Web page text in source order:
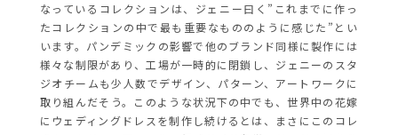
なっているコレクションは、ジェニー曰く”これまでに作っ
たコレクションの中で最も重要なもののように感じた”とい
います。パンデミックの影響で他のブランド同様に製作には
様々な制限があり、工場が一時的に閉鎖し、ジェニーのスタ
ジオチームも少人数でデザイン、パターン、アートワークに
取り組んだそう。このような状況下の中でも、世界中の花嫁
にウェディングドレスを制作し続けるとは、まさにこのコレ